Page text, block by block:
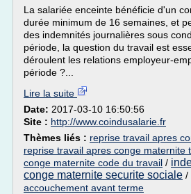
La salariée enceinte bénéficie d'un
durée minimum de 16 semaines, et
des indemnités journalières sous
période, la question du travail est
déroulent les relations employeur-
période ?...
Lire la suite
Date: 2017-03-10 16:50:56
Site : http://www.coindusalarie.fr
Thèmes liés : reprise travail apres
reprise travail apres conge maternite
conge maternite code du travail /
conge maternite securite sociale /
accouchement avant terme